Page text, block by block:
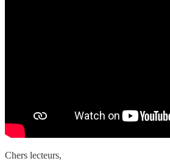
Chers lecteurs,